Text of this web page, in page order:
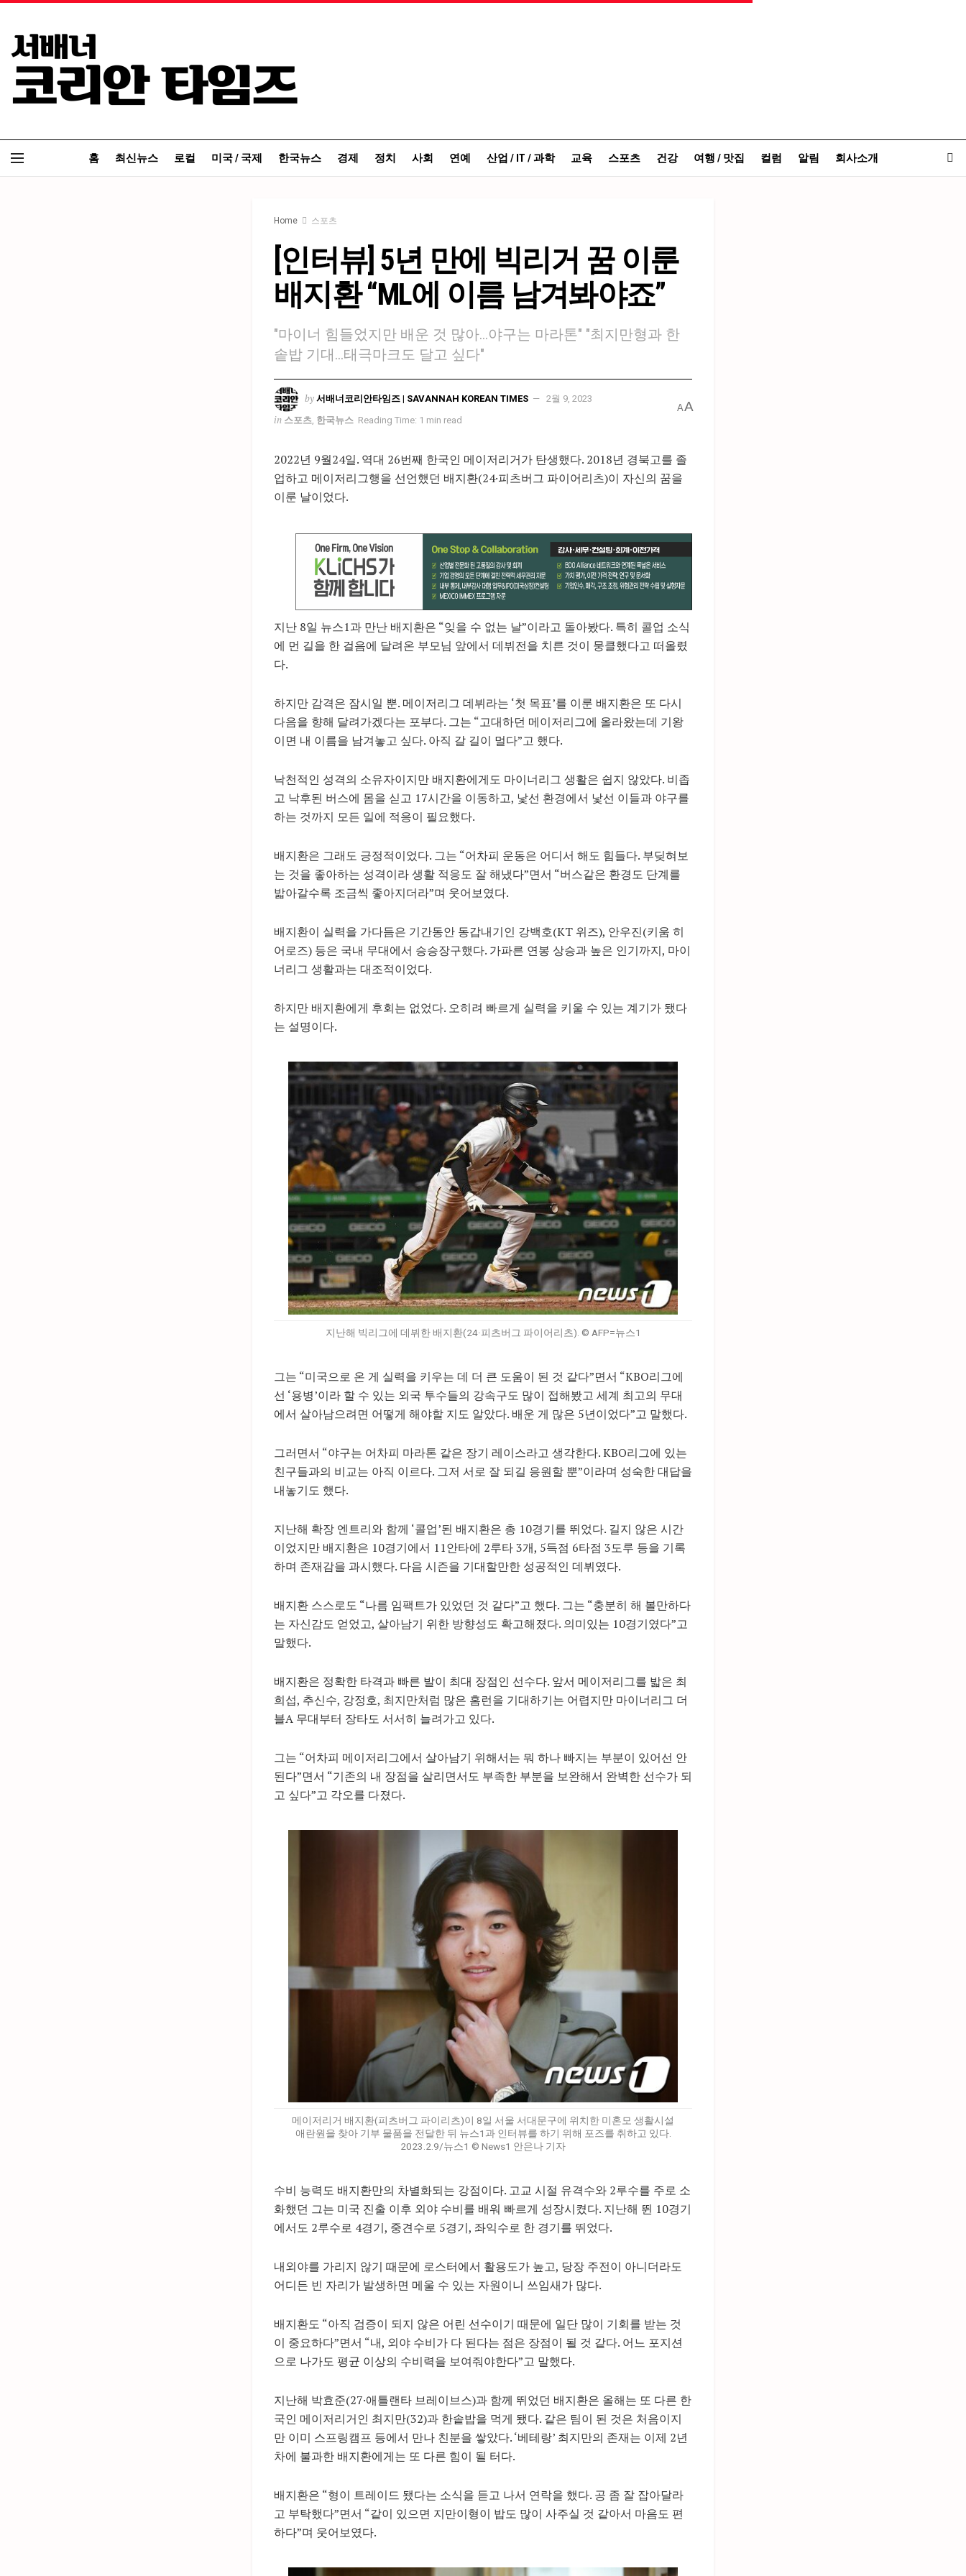
홈 최신뉴스 로컬 미국 / 국제 한국뉴스 경제 정치 사회 연예 산업 / IT / 과학 교육 스포츠 건강 여행 / 맛집 컬럼 알림 회사소개
Home 스포츠
[인터뷰] 5년 만에 빅리거 꿈 이룬
배지환 “ML에 이름 남겨봐야죠”
"마이너 힘들었지만 배운 것 많아…야구는 마라톤" "최지만형과 한
솥밥 기대…태극마크도 달고 싶다"
by 서배너코리안타임즈 | SAVANNAH KOREAN TIMES 2월 9, 2023
in 스포츠 한국뉴스 Reading Time: 1 min read
AA
2022년 9월24일. 역대 26번째 한국인 메이저리거가 탄생했다. 2018년 경북고를 졸
업하고 메이저리그행을 선언했던 배지환(24·피츠버그 파이어리츠)이 자신의 꿈을
이룬 날이었다.
지난 8일 뉴스1과 만난 배지환은 “잊을 수 없는 날”이라고 돌아봤다. 특히 콜업 소식
에 먼 길을 한 걸음에 달려온 부모님 앞에서 데뷔전을 치른 것이 뭉클했다고 떠올렸
다.
하지만 감격은 잠시일 뿐. 메이저리그 데뷔라는 ‘첫 목표’를 이룬 배지환은 또 다시
다음을 향해 달려가겠다는 포부다. 그는 “고대하던 메이저리그에 올라왔는데 기왕
이면 내 이름을 남겨놓고 싶다. 아직 갈 길이 멀다”고 했다.
낙천적인 성격의 소유자이지만 배지환에게도 마이너리그 생활은 쉽지 않았다. 비좁
고 낙후된 버스에 몸을 싣고 17시간을 이동하고, 낯선 환경에서 낯선 이들과 야구를
하는 것까지 모든 일에 적응이 필요했다.
배지환은 그래도 긍정적이었다. 그는 “어차피 운동은 어디서 해도 힘들다. 부딪혀보
는 것을 좋아하는 성격이라 생활 적응도 잘 해냈다”면서 “버스같은 환경도 단계를
밟아갈수록 조금씩 좋아지더라”며 웃어보였다.
배지환이 실력을 가다듬은 기간동안 동갑내기인 강백호(KT 위즈), 안우진(키움 히
어로즈) 등은 국내 무대에서 승승장구했다. 가파른 연봉 상승과 높은 인기까지, 마이
너리그 생활과는 대조적이었다.
하지만 배지환에게 후회는 없었다. 오히려 빠르게 실력을 키울 수 있는 계기가 됐다
는 설명이다.
지난해 빅리그에 데뷔한 배지환(24·피츠버그 파이어리츠). © AFP=뉴스1
그는 “미국으로 온 게 실력을 키우는 데 더 큰 도움이 된 것 같다”면서 “KBO리그에
선 ‘용병’이라 할 수 있는 외국 투수들의 강속구도 많이 접해봤고 세계 최고의 무대
에서 살아남으려면 어떻게 해야할 지도 알았다. 배운 게 많은 5년이었다”고 말했다.
그러면서 “야구는 어차피 마라톤 같은 장기 레이스라고 생각한다. KBO리그에 있는
친구들과의 비교는 아직 이르다. 그저 서로 잘 되길 응원할 뿐”이라며 성숙한 대답을
내놓기도 했다.
지난해 확장 엔트리와 함께 ‘콜업’된 배지환은 총 10경기를 뛰었다. 길지 않은 시간
이었지만 배지환은 10경기에서 11안타에 2루타 3개, 5득점 6타점 3도루 등을 기록
하며 존재감을 과시했다. 다음 시즌을 기대할만한 성공적인 데뷔였다.
배지환 스스로도 “나름 임팩트가 있었던 것 같다”고 했다. 그는 “충분히 해 볼만하다
는 자신감도 얻었고, 살아남기 위한 방향성도 확고해졌다. 의미있는 10경기였다”고
말했다.
배지환은 정확한 타격과 빠른 발이 최대 장점인 선수다. 앞서 메이저리그를 밟은 최
희섭, 추신수, 강정호, 최지만처럼 많은 홈런을 기대하기는 어렵지만 마이너리그 더
블A 무대부터 장타도 서서히 늘려가고 있다.
그는 “어차피 메이저리그에서 살아남기 위해서는 뭐 하나 빠지는 부분이 있어선 안
된다”면서 “기존의 내 장점을 살리면서도 부족한 부분을 보완해서 완벽한 선수가 되
고 싶다”고 각오를 다졌다.
메이저리거 배지환(피츠버그 파이리츠)이 8일 서울 서대문구에 위치한 미혼모 생활시설
애란원을 찾아 기부 물품을 전달한 뒤 뉴스1과 인터뷰를 하기 위해 포즈를 취하고 있다.
2023.2.9/뉴스1 © News1 안은나 기자
수비 능력도 배지환만의 차별화되는 강점이다. 고교 시절 유격수와 2루수를 주로 소
화했던 그는 미국 진출 이후 외야 수비를 배워 빠르게 성장시켰다. 지난해 뛴 10경기
에서도 2루수로 4경기, 중견수로 5경기, 좌익수로 한 경기를 뛰었다.
내외야를 가리지 않기 때문에 로스터에서 활용도가 높고, 당장 주전이 아니더라도
어디든 빈 자리가 발생하면 메울 수 있는 자원이니 쓰임새가 많다.
배지환도 “아직 검증이 되지 않은 어린 선수이기 때문에 일단 많이 기회를 받는 것
이 중요하다”면서 “내, 외야 수비가 다 된다는 점은 장점이 될 것 같다. 어느 포지션
으로 나가도 평균 이상의 수비력을 보여줘야한다”고 말했다.
지난해 박효준(27·애틀랜타 브레이브스)과 함께 뛰었던 배지환은 올해는 또 다른 한
국인 메이저리거인 최지만(32)과 한솥밥을 먹게 됐다. 같은 팀이 된 것은 처음이지
만 이미 스프링캠프 등에서 만나 친분을 쌓았다. ‘베테랑’ 최지만의 존재는 이제 2년
차에 불과한 배지환에게는 또 다른 힘이 될 터다.
배지환은 “형이 트레이드 됐다는 소식을 듣고 나서 연락을 했다. 공 좀 잘 잡아달라
고 부탁했다”면서 “같이 있으면 지만이형이 밥도 많이 사주실 것 같아서 마음도 편
하다”며 웃어보였다.